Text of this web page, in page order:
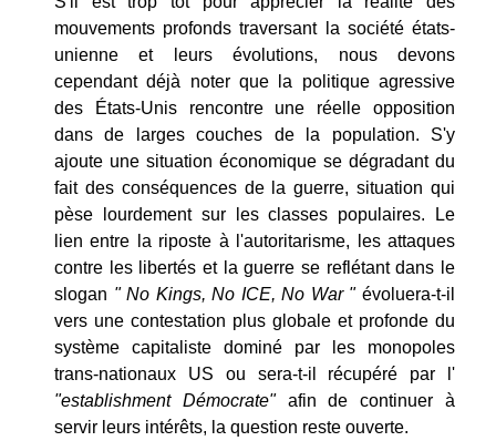
mouvements profonds traversant la société états-
unienne et leurs évolutions, nous devons
cependant déjà noter que la politique agressive
des États-Unis rencontre une réelle opposition
dans de larges couches de la population. S'y
ajoute une situation économique se dégradant du
fait des conséquences de la guerre, situation qui
pèse lourdement sur les classes populaires. Le
lien entre la riposte à l'autoritarisme, les attaques
contre les libertés et la guerre se reflétant dans le
slogan " No Kings, No ICE, No War "évoluera-t-il
vers une contestation plus globale et profonde du
système capitaliste dominé par les monopoles
trans-nationaux US ou sera-t-il récupéré par l'
"establishment Démocrate"afin de continuer à
servir leurs intérêts, la question reste ouverte.